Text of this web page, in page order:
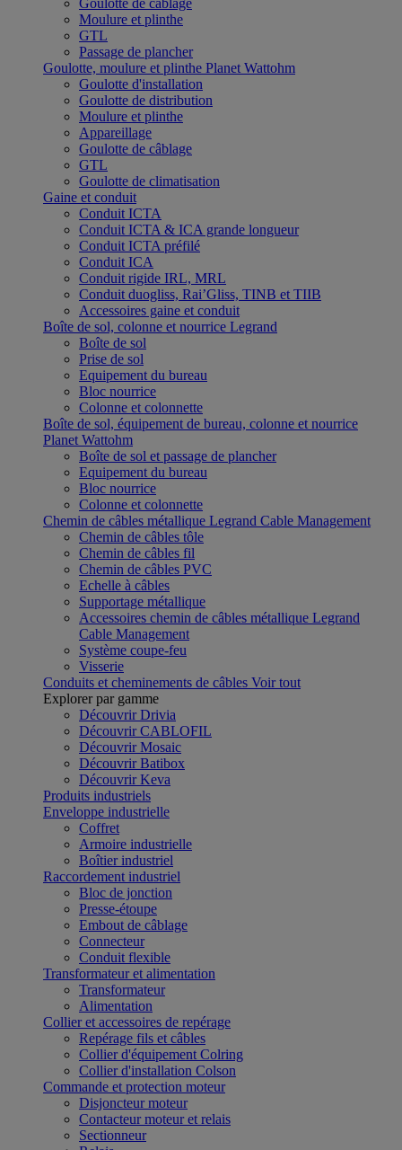
Goulotte de câblage
Moulure et plinthe
GTL
Passage de plancher
Goulotte, moulure et plinthe Planet Wattohm
Goulotte d'installation
Goulotte de distribution
Moulure et plinthe
Appareillage
Goulotte de câblage
GTL
Goulotte de climatisation
Gaine et conduit
Conduit ICTA
Conduit ICTA & ICA grande longueur
Conduit ICTA préfilé
Conduit ICA
Conduit rigide IRL, MRL
Conduit duogliss, Rai’Gliss, TINB et TIIB
Accessoires gaine et conduit
Boîte de sol, colonne et nourrice Legrand
Boîte de sol
Prise de sol
Equipement du bureau
Bloc nourrice
Colonne et colonnette
Boîte de sol, équipement de bureau, colonne et nourrice
Planet Wattohm
Boîte de sol et passage de plancher
Equipement du bureau
Bloc nourrice
Colonne et colonnette
Chemin de câbles métallique Legrand Cable Management
Chemin de câbles tôle
Chemin de câbles fil
Chemin de câbles PVC
Echelle à câbles
Supportage métallique
Accessoires chemin de câbles métallique Legrand
Cable Management
Système coupe-feu
Visserie
Conduits et cheminements de câbles Voir tout
Explorer par gamme
Découvrir Drivia
Découvrir CABLOFIL
Découvrir Mosaic
Découvrir Batibox
Découvrir Keva
Produits industriels
Enveloppe industrielle
Coffret
Armoire industrielle
Boîtier industriel
Raccordement industriel
Bloc de jonction
Presse-étoupe
Embout de câblage
Connecteur
Conduit flexible
Transformateur et alimentation
Transformateur
Alimentation
Collier et accessoires de repérage
Repérage fils et câbles
Collier d'équipement Colring
Collier d'installation Colson
Commande et protection moteur
Disjoncteur moteur
Contacteur moteur et relais
Sectionneur